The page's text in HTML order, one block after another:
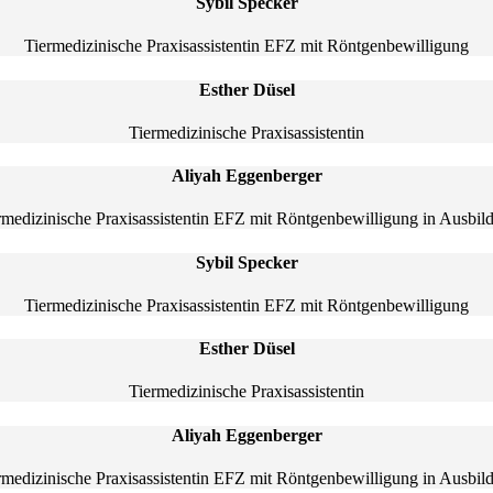
Tiermedizinische Praxisassistentin EFZ mit Röntgenbewilligung
Esther Düsel
Tiermedizinische Praxisassistentin
Aliyah Eggenberger
Praxisassistentin EFZ mit Röntgenbewilligung in
Sybil Specker
Tiermedizinische Praxisassistentin EFZ mit Röntgenbewilligung
Esther Düsel
Tiermedizinische Praxisassistentin
Aliyah Eggenberger
Praxisassistentin EFZ mit Röntgenbewilligung in